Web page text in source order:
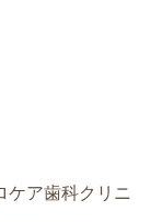
ケア歯科クリニ